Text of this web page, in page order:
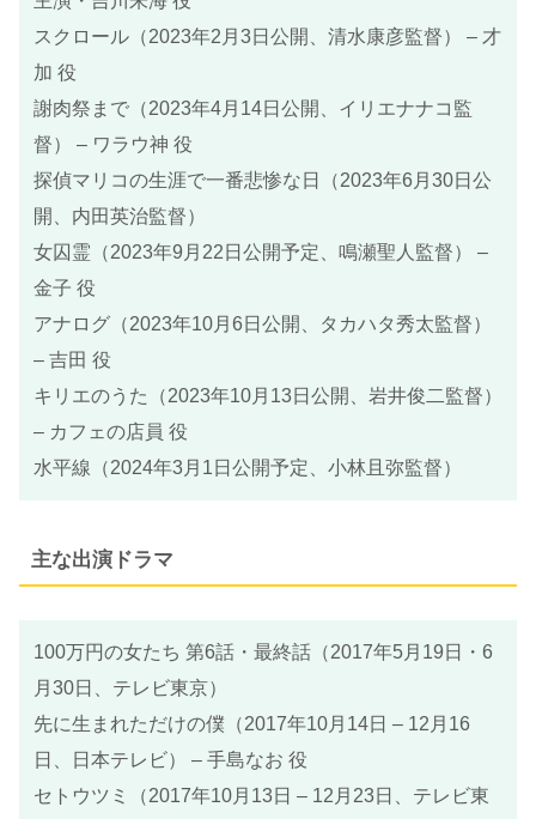
スクロール（2023年2月3日公開、清水康彦監督） – 才
加 役
謝肉祭まで（2023年4月14日公開、イリエナナコ監
督） – ワラウ神 役
探偵マリコの生涯で一番悲惨な日（2023年6月30日公
開、内田英治監督）
女囚霊（2023年9月22日公開予定、鳴瀬聖人監督） –
金子 役
アナログ（2023年10月6日公開、タカハタ秀太監督）
– 吉田 役
キリエのうた（2023年10月13日公開、岩井俊二監督）
– カフェの店員 役
水平線（2024年3月1日公開予定、小林且弥監督）
主な出演ドラマ
100万円の女たち 第6話・最終話（2017年5月19日・6
月30日、テレビ東京）
先に生まれただけの僕（2017年10月14日 – 12月16
日、日本テレビ） – 手島なお 役
セトウツミ（2017年10月13日 – 12月23日、テレビ東